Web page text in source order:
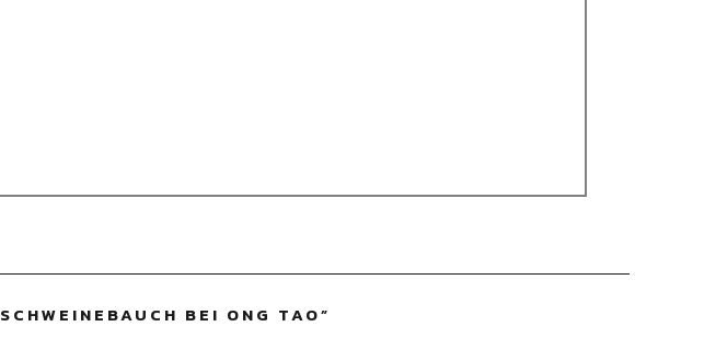
SCHWEINEBAUCH BEI ONG TAO”